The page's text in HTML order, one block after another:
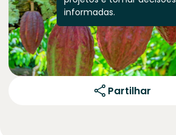
informadas.
Partilhar